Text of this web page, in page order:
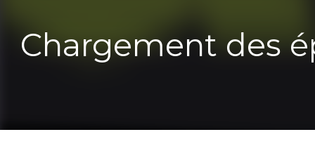
Chargement des